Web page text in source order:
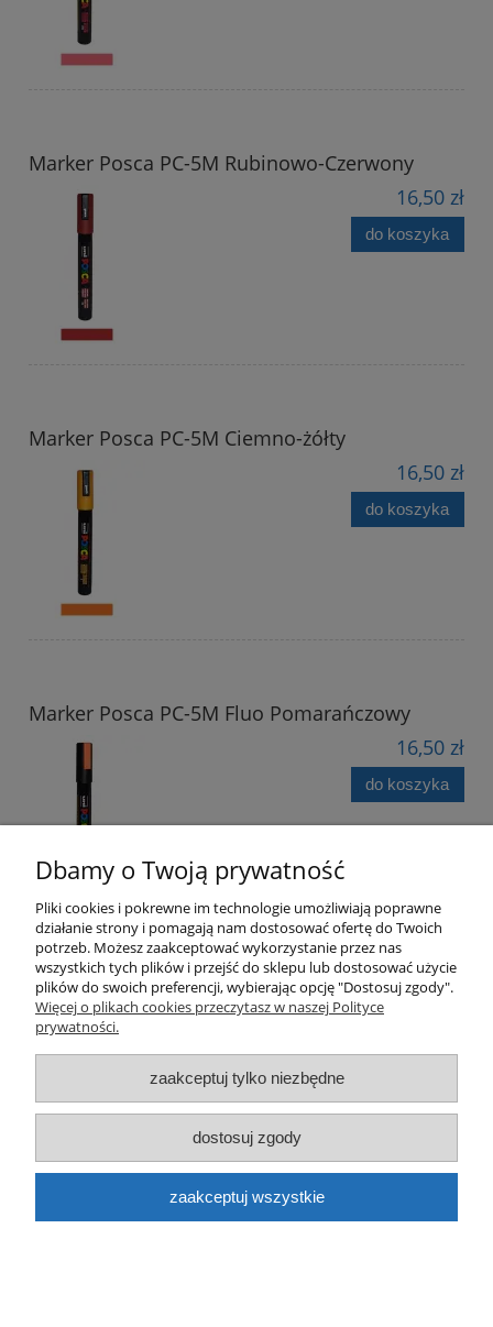
Marker Posca PC-5M Rubinowo-Czerwony
16,50 zł
do koszyka
Marker Posca PC-5M Ciemno-żółty
16,50 zł
do koszyka
Marker Posca PC-5M Fluo Pomarańczowy
16,50 zł
do koszyka
Marker Posca PC-5M Jasno-brązowy
Dbamy o Twoją prywatność
Pliki cookies i pokrewne im technologie umożliwiają poprawne
działanie strony i pomagają nam dostosować ofertę do Twoich
potrzeb. Możesz zaakceptować wykorzystanie przez nas
wszystkich tych plików i przejść do sklepu lub dostosować użycie
plików do swoich preferencji, wybierając opcję "Dostosuj zgody".
Więcej o plikach cookies przeczytasz w naszej Polityce
prywatności.
zaakceptuj tylko niezbędne
dostosuj zgody
zaakceptuj wszystkie